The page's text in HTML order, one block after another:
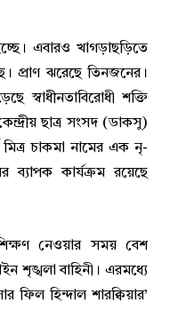
এবারও খাগড়াছড়িতে
প্রাণ ঝরেছে তিনজনের।
স্বাধীনতাবিরোধী শক্তি
ছাত্র সংসদ (ডাকসু)
মিত্র চাকমা নামের এক নৃ-
ব্যাপক কার্যক্রম রয়েছে
নেওয়ার সময় বেশ
শৃঙ্খলা বাহিনী। এরমধ্যে
হিন্দাল শারক্বিয়ার’